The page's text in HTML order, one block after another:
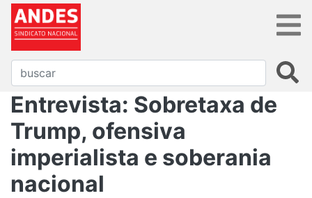
Entrevista: Sobretaxa de
Trump, ofensiva
imperialista e soberania
nacional